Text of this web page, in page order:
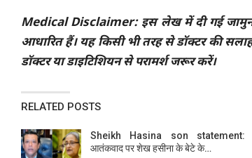
Medical Disclaimer: इस लेख में दी गई जामुन के
आधारित हैं। यह किसी भी तरह से डॉक्टर की
डॉक्टर या डाइटिशियन से परामर्श जरूर करें।
RELATED POSTS
Sheikh Hasina son statement:
आतंकवाद पर शेख हसीना के बेटे के…